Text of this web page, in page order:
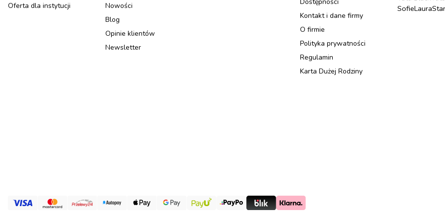
Oferta dla instytucji
Nowości
Blog
Opinie klientów
Newsletter
Kontakt i dane firmy
O firmie
Polityka prywatności
Regulamin
Karta Dużej Rodziny
SofieLauraStar